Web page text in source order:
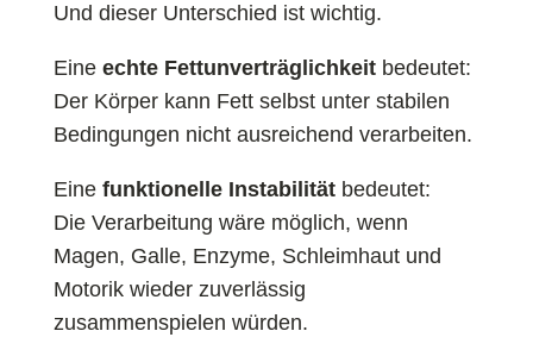
Und dieser Unterschied ist wichtig.
Eine echte Fettunverträglichkeitbedeutet:
Der Körper kann Fett selbst unter stabilen
Bedingungen nicht ausreichend verarbeiten.
Eine funktionelle Instabilitätbedeutet:
Die Verarbeitung wäre möglich, wenn
Magen, Galle, Enzyme, Schleimhaut und
Motorik wieder zuverlässig
zusammenspielen würden.